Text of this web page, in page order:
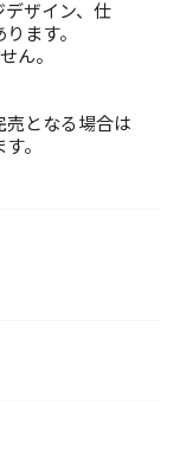
デザイン、仕
ます。
ん。
売となる場合は
。